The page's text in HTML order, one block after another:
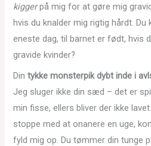
kiggerpå mig for at gøre mig
hvis du knalder mig rigtig hårdt.
eneste dag, til barnet er født, hvis
gravide kvinder?
Din tykke monsterpik dybt inde i
Jeg sluger ikke din sæd – det er
min fisse, ellers bliver der ikke
stoppe med at onanere en uge,
fyld mig op. Du tømmer din tunge